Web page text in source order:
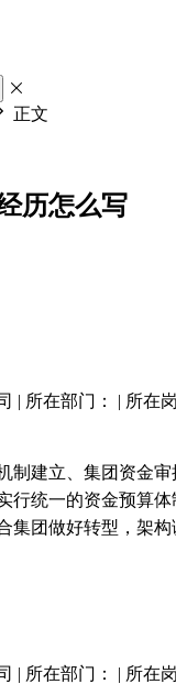
正文
历怎么写
| 所在部门： | 所在
制建立、集团资金
行统一的资金预算
集团做好转型，架
| 所在部门： | 所在